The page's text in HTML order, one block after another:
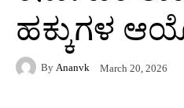
ಹಕ್ಕುಗಳ
By Ananvk March 20, 2026